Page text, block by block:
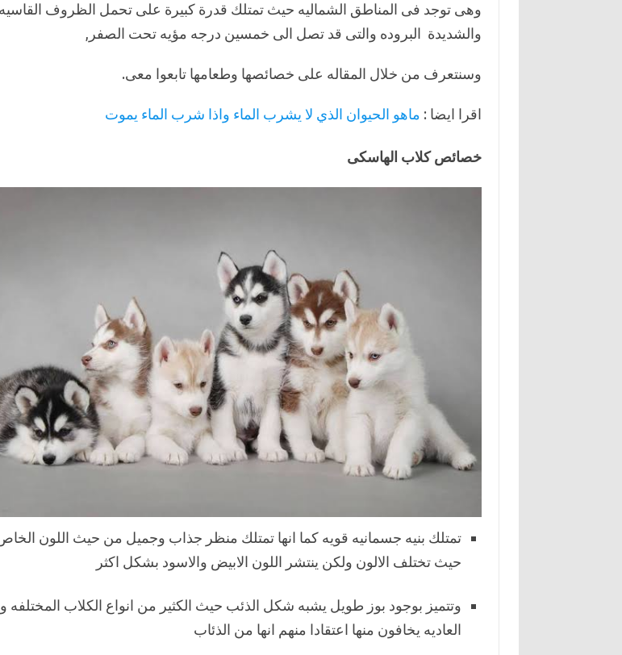
وهى توجد فى المناطق الشماليه حيث تمتلك قدرة كبيرة على تحمل الظروف القاسيه
والشديدة البروده والتى قد تصل الى خمسين درجه مؤيه تحت الصفر,
وسنتعرف من خلال المقاله على خصائصها وطعامها تابعوا معى.
اقرا ايضا : ماهو الحيوان الذي لا يشرب الماء واذا شرب الماء يموت
خصائص كلاب الهاسكى
تمتلك بنيه جسمانيه قويه كما انها تمتلك منظر جذاب وجميل من حيث اللون الخاص
حيث تختلف الالون ولكن ينتشر اللون الابيض والاسود بشكل اكثر
وتتميز بوجود بوز طويل يشبه شكل الذئب حيث الكثير من انواع الكلاب المختلفه
العاديه يخافون منها اعتقادا منهم انها من الذئاب